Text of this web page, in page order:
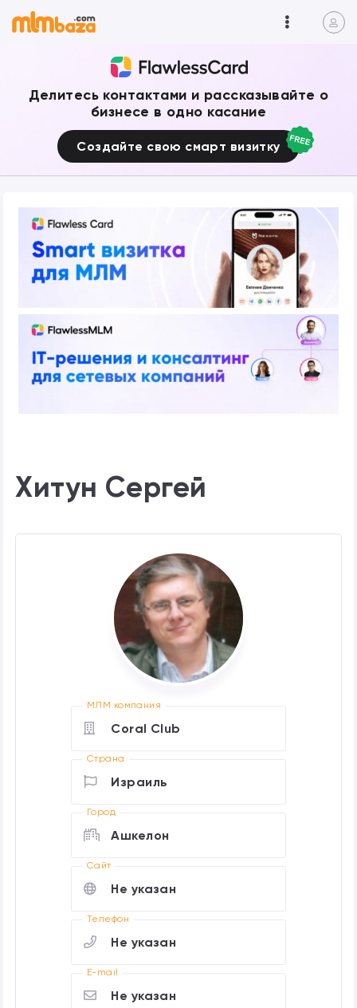
Делитесь контактами и рассказывайте о
бизнесе в одно касание
Создайте свою смарт визитку
Хитун Сергей
МЛМ компания
Coral Club
Страна
Израиль
Город
Ашкелон
Cайт
Не указан
Телефон
Не указан
E-mail
Не указан